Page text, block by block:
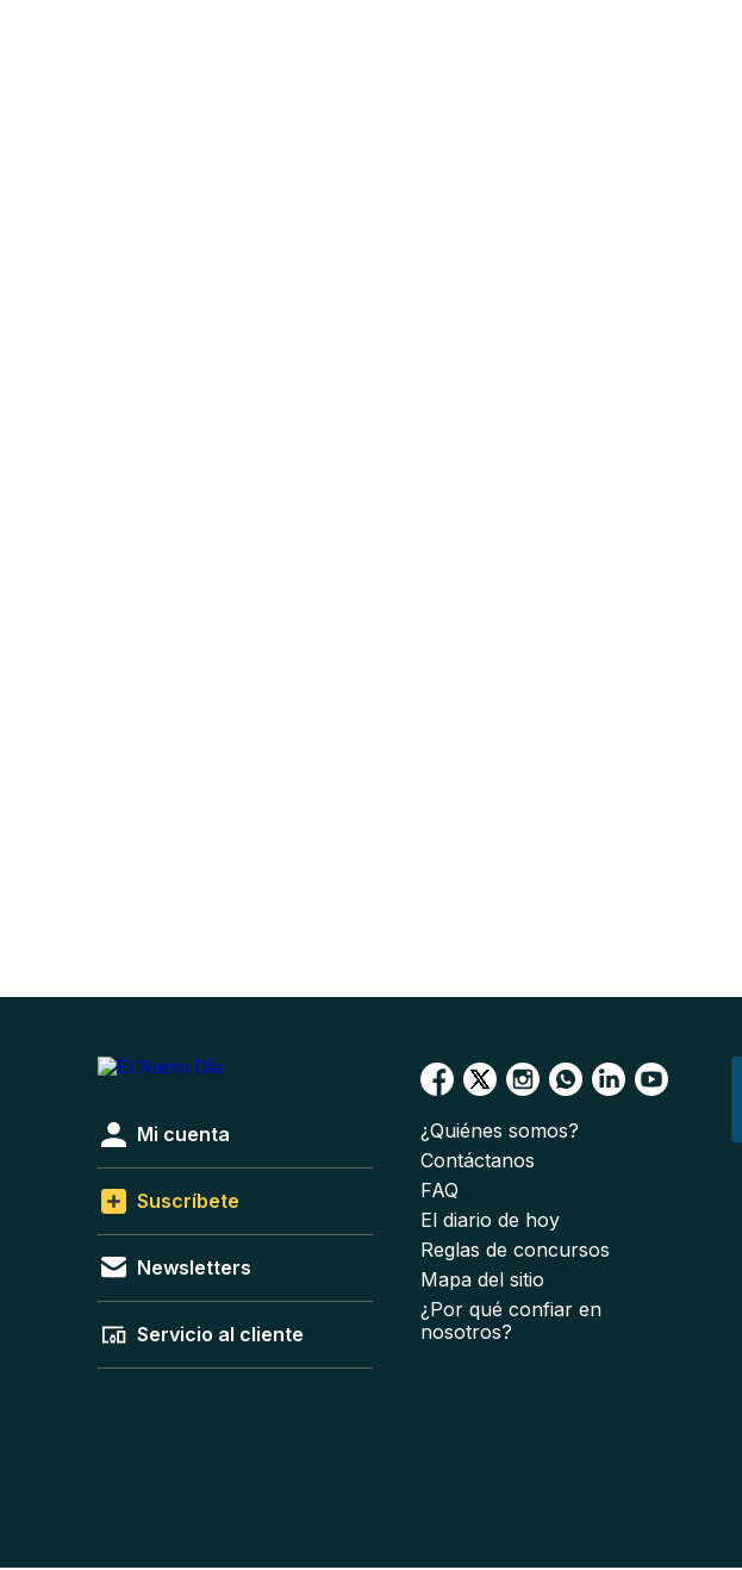
Mi cuenta
Suscríbete
Newsletters
Servicio al cliente
¿Quiénes somos?
Contáctanos
FAQ
El diario de hoy
Reglas de concursos
Mapa del sitio
¿Por qué confiar en
nosotros?